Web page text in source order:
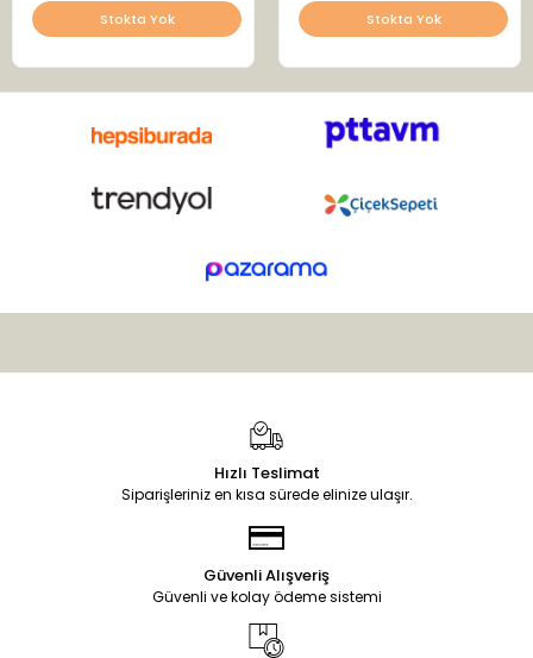
Stokta Yok Stokta Yok
Hızlı Teslimat
Siparişleriniz en kısa sürede elinize ulaşır.
Güvenli Alışveriş
Güvenli ve kolay ödeme sistemi